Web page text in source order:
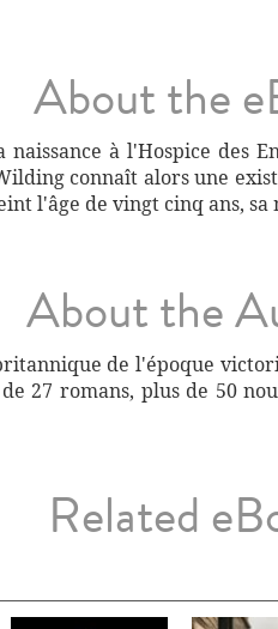
About the
à l'Hospice des
connaît alors une
l'âge de vingt cinq ans, sa
About the
de l'époque
27 romans, plus de 50
Related